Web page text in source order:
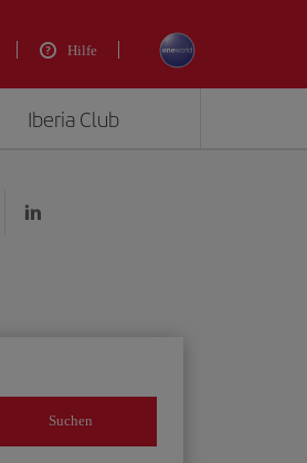
Hilfe
Iberia Club
Suchen